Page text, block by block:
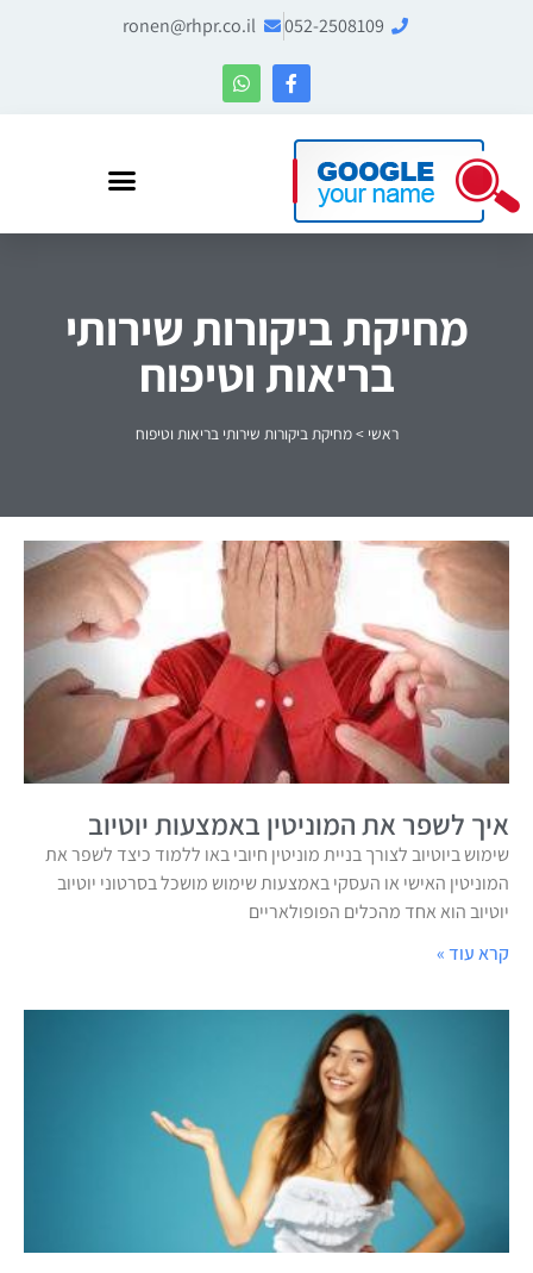
052-2508109
ronen@rhpr.co.il
מחיקת ביקורות שירותי
בריאות וטיפוח
ראשי >מחיקת ביקורות שירותי בריאות וטיפוח
איך לשפר את המוניטין באמצעות יוטיוב
שימוש ביוטיוב לצורך בניית מוניטין חיובי באו ללמוד כיצד לשפר את
המוניטין האישי או העסקי באמצעות שימוש מושכל בסרטוני יוטיוב
יוטיוב הוא אחד מהכלים הפופולאריים
קרא עוד »